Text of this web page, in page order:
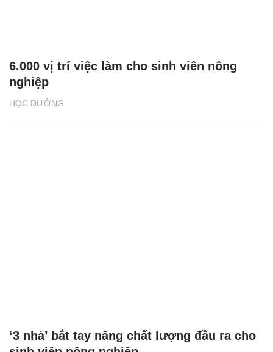
HỌC ĐƯỜNG
6.000 vị trí việc làm cho sinh viên nông
nghiệp
‘3 nhà’ bắt tay nâng chất lượng đầu ra cho